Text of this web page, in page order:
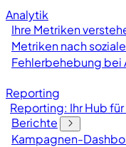
Analytik
Ihre Metriken
Metriken nach
Fehlerbehebung bei
Reporting
Reporting: Ihr Hub
Berichte
Kampagnen-